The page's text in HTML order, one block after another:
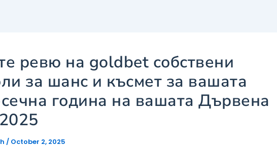
ревю на goldbet собствени
за шанс и късмет за вашата
година на вашата Дървена
/ October 2, 2025